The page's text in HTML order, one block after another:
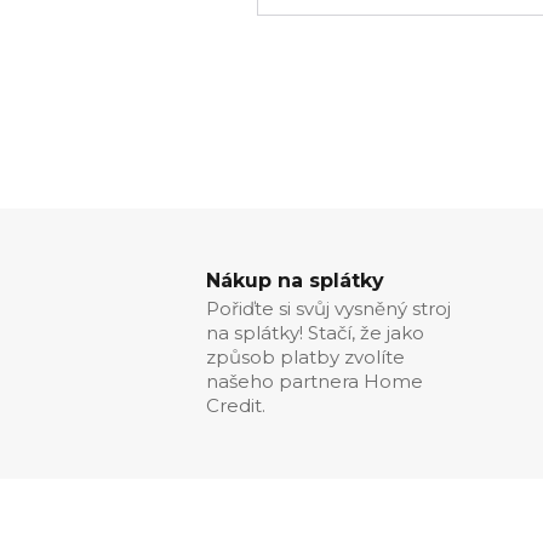
Nákup na splátky
Pořiďte si svůj vysněný stroj
na splátky! Stačí, že jako
způsob platby zvolíte
našeho partnera Home
Credit.